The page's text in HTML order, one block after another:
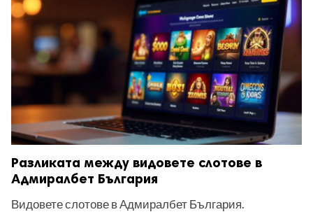
Разликата между видовете слотове в
Адмиралбет България
Видовете слотове в Адмиралбет България.